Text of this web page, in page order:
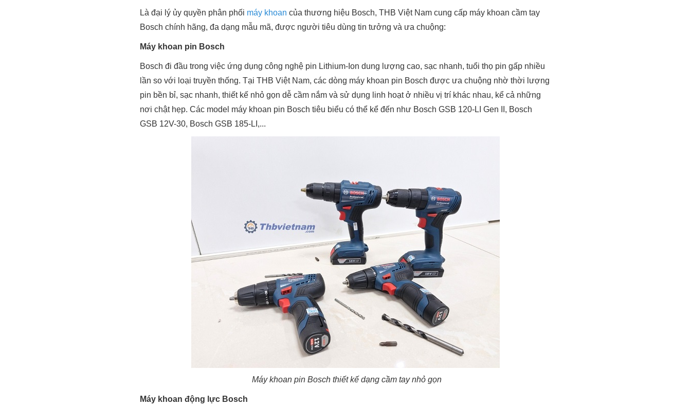
Là đại lý ủy quyền phân phối máy khoan của thương hiệu Bosch, THB Việt Nam cung cấp máy khoan cầm tay
Bosch chính hãng, đa dạng mẫu mã, được người tiêu dùng tin tưởng và ưa chuộng:
Máy khoan pin Bosch
Bosch đi đầu trong việc ứng dụng công nghệ pin Lithium-Ion dung lượng cao, sạc nhanh, tuổi thọ pin gấp nhiều
lần so với loại truyền thống. Tại THB Việt Nam, các dòng máy khoan pin Bosch được ưa chuộng nhờ thời lượng
pin bền bỉ, sạc nhanh, thiết kế nhỏ gọn dễ cầm nắm và sử dụng linh hoạt ở nhiều vị trí khác nhau, kể cả những
nơi chật hẹp. Các model máy khoan pin Bosch tiêu biểu có thể kể đến như Bosch GSB 120-LI Gen II, Bosch
GSB 12V-30, Bosch GSB 185-LI,...
Máy khoan pin Bosch thiết kế dạng cầm tay nhỏ gọn
Máy khoan động lực Bosch